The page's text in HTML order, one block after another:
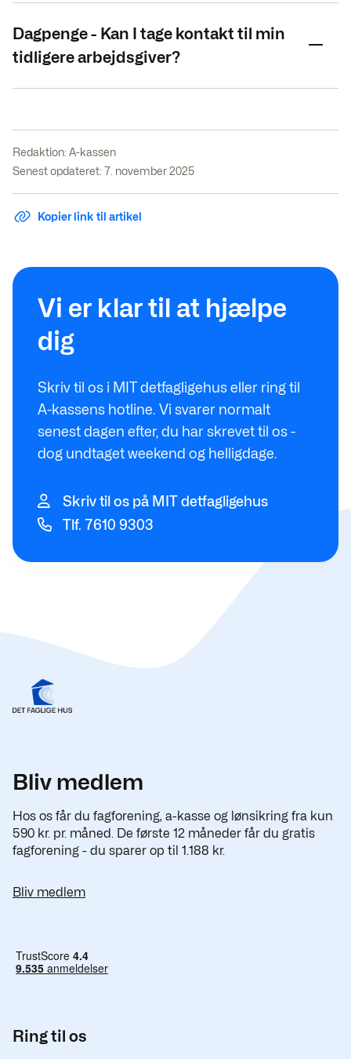
Dagpenge - Kan I tage kontakt til min
tidligere arbejdsgiver?
Redaktion: A-kassen
Senest opdateret: 7. november 2025
Kopier link til artikel
Vi er klar til at hjælpe
dig
Skriv til os i MIT detfagligehus eller ring til
A-kassens hotline. Vi svarer normalt
senest dagen efter, du har skrevet til os -
dog undtaget weekend og helligdage.
Skriv til os på MIT detfagligehus
Tlf. 7610 9303
Bliv medlem
Hos os får du fagforening, a-kasse og lønsikring fra kun
590 kr. pr. måned. De første 12 måneder får du gratis
fagforening - du sparer op til 1.188 kr.
Bliv medlem
Ring til os